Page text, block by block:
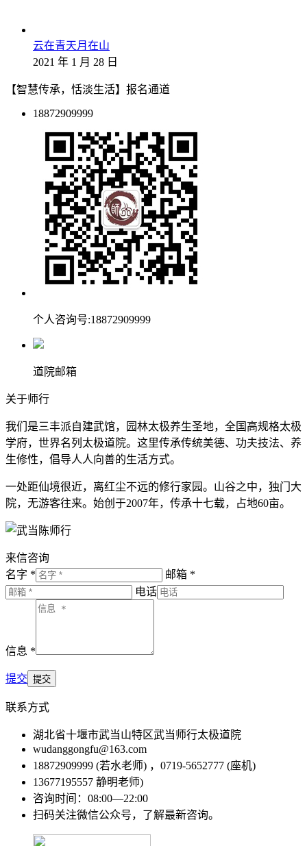
云在青天月在山
2021 年 1 月 28 日
【智慧传承，恬淡生活】报名通道
18872909999
个人咨询号:18872909999
道院邮箱
关于师行
我们是三丰派自建武馆，园林太极养生圣地，全国高规格太极
学府，世界名列太极道院。这里传承传统美德、功夫技法、养
生修性，倡导人人向善的生活方式。
一处距仙境很近，离红尘不远的修行家园。山谷之中，独门大
院，无游客往来。始创于2007年，传承十七载，占地60亩。
来信咨询
名字 *
邮箱 *
电话
信息 *
提交
联系方式
湖北省十堰市武当山特区武当师行太极道院
wudanggongfu@163.com
18872909999 (若水老师) ，0719-5652777 (座机)
13677195557 静明老师)
咨询时间：08:00—22:00
扫码关注微信公众号，了解最新咨询。